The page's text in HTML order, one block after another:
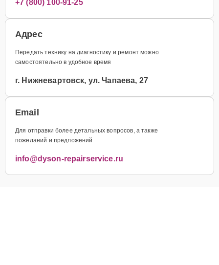
+7 (800) 100-91-25
Адрес
Передать технику на диагностику и ремонт можно
самостоятельно в удобное время
г. Нижневартовск, ул. Чапаева, 27
Email
Для отправки более детальных вопросов, а также
пожеланий и предложений
info@dyson-repairservice.ru